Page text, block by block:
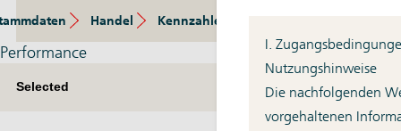
I.
Nutzungshinweise
Die nachfolgenden
vorgehaltenen
Handel Kennzahlen
Performance